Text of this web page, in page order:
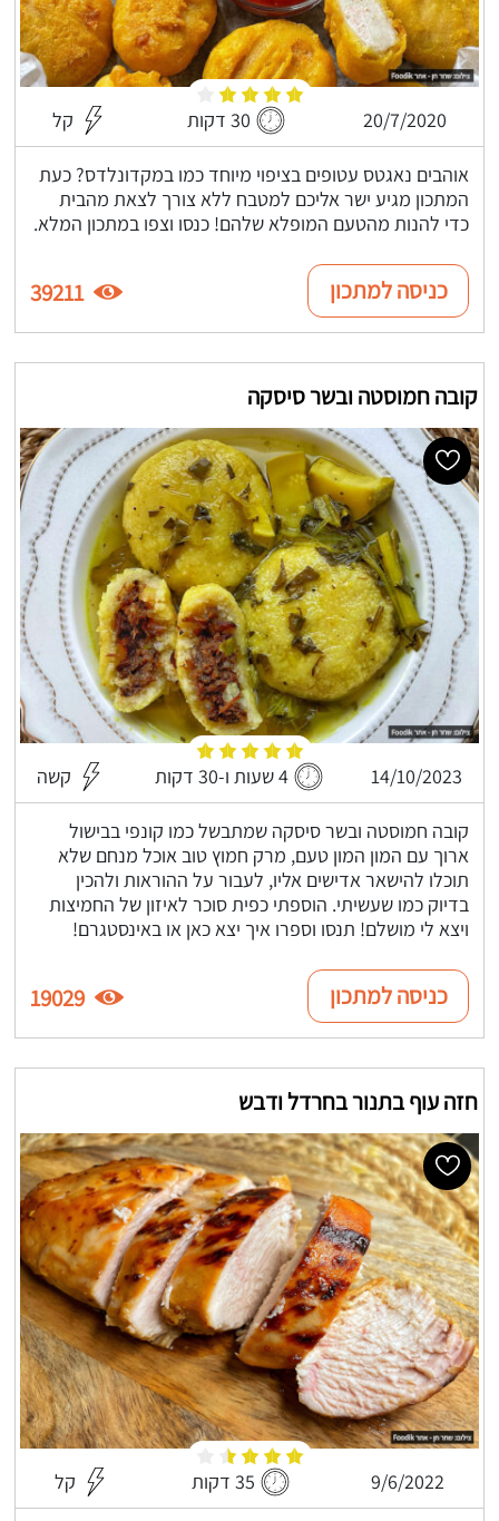
20/7/2020 30 דקות קל
אוהבים נאגטס עטופים בציפוי מיוחד כמו במקדונלדס? כעת
המתכון מגיע ישר אליכם למטבח ללא צורך לצאת מהבית
כדי להנות מהטעם המופלא שלהם! כנסו וצפו במתכון המלא.
כניסה למתכון 39211
קובה חמוסטה ובשר סיסקה
14/10/2023 4 שעות ו-30 דקות קשה
קובה חמוסטה ובשר סיסקה שמתבשל כמו קונפי בבישול
ארוך עם המון המון טעם, מרק חמוץ טוב אוכל מנחם שלא
תוכלו להישאר אדישים אליו, לעבור על ההוראות ולהכין
בדיוק כמו שעשיתי. הוספתי כפית סוכר לאיזון של החמיצות
ויצא לי מושלם! תנסו וספרו איך יצא כאן או באינסטגרם!
כניסה למתכון 19029
חזה עוף בתנור בחרדל ודבש
9/6/2022 35 דקות קל